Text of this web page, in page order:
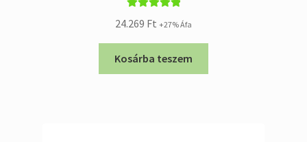
24.269 Ft +27% Áfa
Kosárba teszem